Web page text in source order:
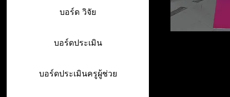
บอร์ด วิจัย
บอร์ดประเมิน
บอร์ดประเมินครูผู้ช่วย